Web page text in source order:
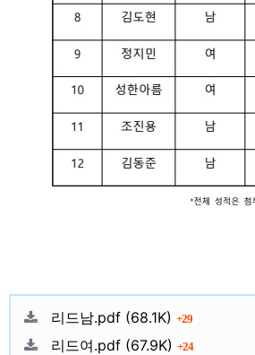
관련자료
리드남.pdf 파일크기
(68.1K) 29회 다운로
리드여.pdf 파일크기
(67.9K) 24회 다운로